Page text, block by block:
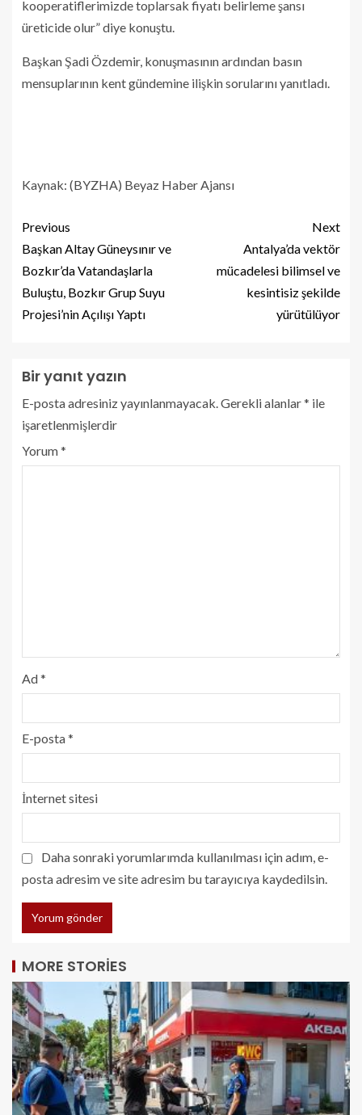
kooperatiflerimizde toplarsak fiyatı belirleme şansı
üreticide olur” diye konuştu.
Başkan Şadi Özdemir, konuşmasının ardından basın
mensuplarının kent gündemine ilişkin sorularını yanıtladı.
Kaynak: (BYZHA) Beyaz Haber Ajansı
Previous
Başkan Altay Güneysınır ve
Bozkır’da Vatandaşlarla
Buluştu, Bozkır Grup Suyu
Projesi’nin Açılışı Yaptı
Next
Antalya’da vektör
mücadelesi bilimsel ve
kesintisiz şekilde
yürütülüyor
Bir yanıt yazın
E-posta adresiniz yayınlanmayacak. Gerekli alanlar* ile
işaretlenmişlerdir
Yorum*
Ad*
E-posta*
İnternet sitesi
Daha sonraki yorumlarımda kullanılması için adım, e-
posta adresim ve site adresim bu tarayıcıya kaydedilsin.
MORE STORIES